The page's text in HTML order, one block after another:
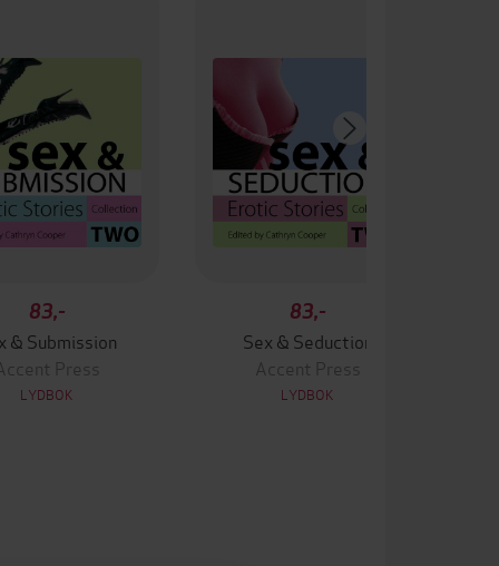
83,-
& Submission
Press
LYDBOK
83,-
Sex & Seduction
Accent Press
LYDBOK